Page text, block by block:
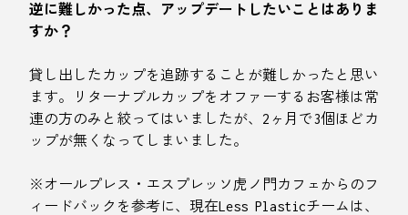
逆に難しかった点、アップデートしたいことはありま
すか？
貸し出したカップを追跡することが難しかったと思い
ます。リターナブルカップをオファーするお客様は常
連の方のみと絞ってはいましたが、2ヶ月で3個ほどカ
ップが無くなってしまいました。
※オールプレス・エスプレッソ虎ノ門カフェからのフ
ィードバックを参考に、現在Less Plasticチームは、